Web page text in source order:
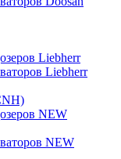
Liebherr
Liebherr
NEW
NEW